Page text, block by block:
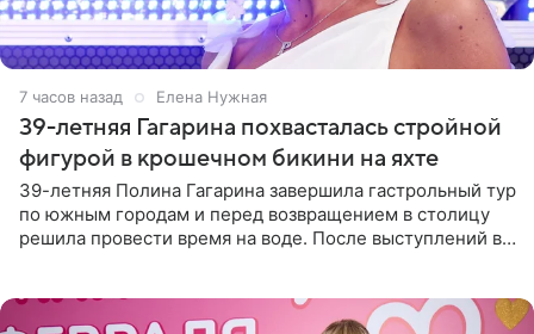
7 часов назад Елена Нужная
39-летняя Гагарина похвасталась стройной
фигурой в крошечном бикини на яхте
39-летняя Полина Гагарина завершила гастрольный тур
по южным городам и перед возвращением в столицу
решила провести время на воде. После выступлений в